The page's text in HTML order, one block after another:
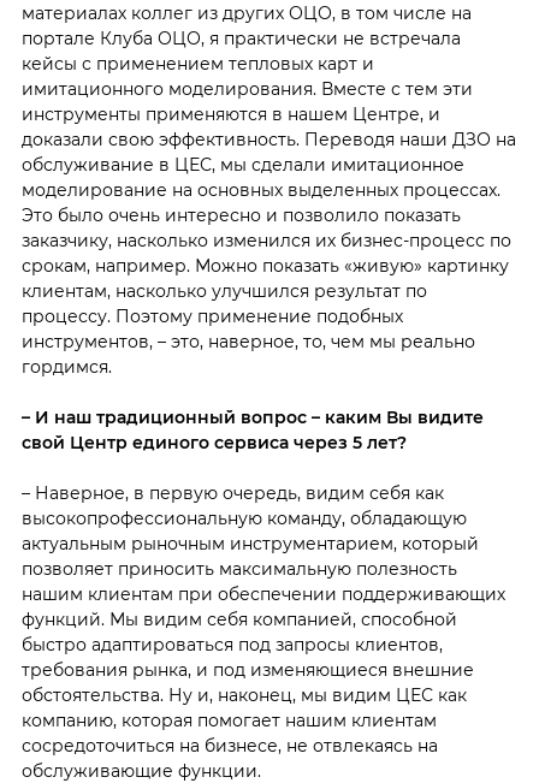
материалах коллег из других ОЦО, в том числе на
портале Клуба ОЦО, я практически не встречала
кейсы с применением тепловых карт и
имитационного моделирования. Вместе с тем эти
инструменты применяются в нашем Центре, и
доказали свою эффективность. Переводя наши ДЗО на
обслуживание в ЦЕС, мы сделали имитационное
моделирование на основных выделенных процессах.
Это было очень интересно и позволило показать
заказчику, насколько изменился их бизнес-процесс по
срокам, например. Можно показать «живую» картинку
клиентам, насколько улучшился результат по
процессу. Поэтому применение подобных
инструментов, – это, наверное, то, чем мы реально
гордимся.
– И наш традиционный вопрос – каким Вы видите
свой Центр единого сервиса через 5 лет?
– Наверное, в первую очередь, видим себя как
высокопрофессиональную команду, обладающую
актуальным рыночным инструментарием, который
позволяет приносить максимальную полезность
нашим клиентам при обеспечении поддерживающих
функций. Мы видим себя компанией, способной
быстро адаптироваться под запросы клиентов,
требования рынка, и под изменяющиеся внешние
обстоятельства. Ну и, наконец, мы видим ЦЕС как
компанию, которая помогает нашим клиентам
сосредоточиться на бизнесе, не отвлекаясь на
обслуживающие функции.